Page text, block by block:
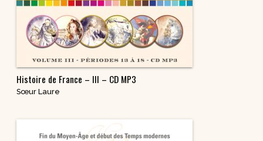
Histoire de France – III – CD MP3
Sœur Laure